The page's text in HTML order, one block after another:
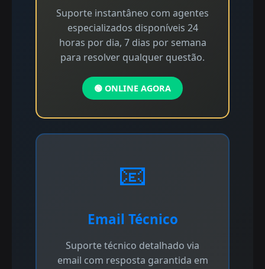
Suporte instantâneo com agentes
especializados disponíveis 24
horas por dia, 7 dias por semana
para resolver qualquer questão.
🟢 ONLINE AGORA
📧
Email Técnico
Suporte técnico detalhado via
email com resposta garantida em